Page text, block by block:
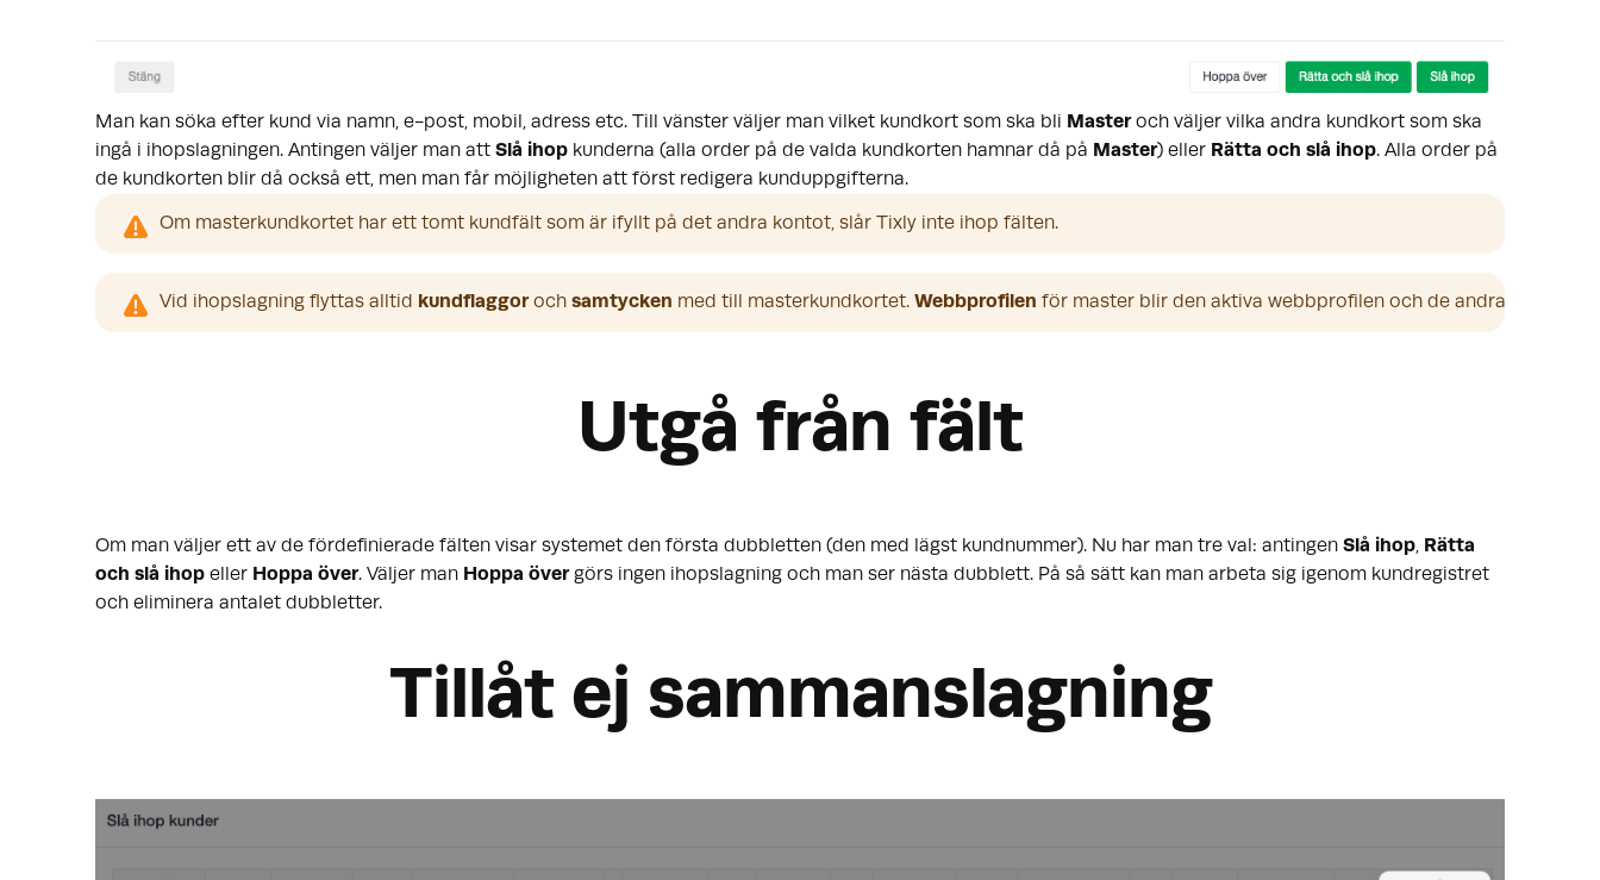
Man kan söka efter kund via namn, e-post, mobil, adress etc. Till vänster väljer man vilket kundkort som ska bli Masteroch väljer vilka andra kundkort som ska
ingå i ihopslagningen. Antingen väljer man att Slå ihop kunderna (alla order på de valda kundkorten hamnar då på Master) eller Rätta och slå ihop. Alla order på
de kundkorten blir då också ett, men man får möjligheten att först redigera kunduppgifterna.
Om masterkundkortet har ett tomt kundfält som är ifyllt på det andra kontot, slår Tixly inte ihop fälten.
Vid ihopslagning flyttas alltid kundflaggor och samtycken med till masterkundkortet. Webbprofilen för master blir den aktiva webbprofilen och de andra
Utgå från fält
Om man väljer ett av de fördefinierade fälten visar systemet den första dubbletten (den med lägst kundnummer). Nu har man tre val: antingen Slå ihop, Rätta
och slå ihop eller Hoppa över. Väljer man Hoppa övergörs ingen ihopslagning och man ser nästa dubblett. På så sätt kan man arbeta sig igenom kundregistret
och eliminera antalet dubbletter.
Tillåt ej sammanslagning